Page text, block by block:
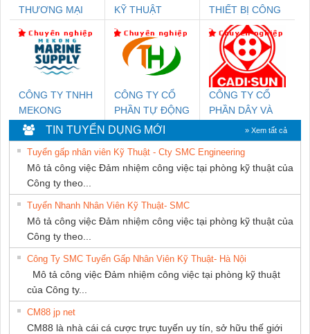
THƯƠNG MẠI
THUẬT ĐIỆN CƠ
GIA HƯNG PHÁT
KỸ THUẬT
NAM
THIẾT BỊ CÔNG
NGHIỆP NIHON
SETSUBI VIỆT
NAM
CÔNG TY TNHH
MEKONG
MARINE SUPPLY
CÔNG TY CỔ
PHẦN TỰ ĐỘNG
TIẾN HƯNG
CÔNG TY CỔ
PHẦN DÂY VÀ
CÁP ĐIỆN
THƯỢNG ĐÌNH
TIN TUYỂN DỤNG MỚI » Xem tất cả
Tuyển gấp nhân viên Kỹ Thuật - Cty SMC Engineering
Mô tả công việc Đảm nhiệm công việc tại phòng kỹ thuật của
Công ty theo...
Tuyển Nhanh Nhân Viên Kỹ Thuật- SMC
Mô tả công việc Đảm nhiệm công việc tại phòng kỹ thuật của
Công ty theo...
Công Ty SMC Tuyển Gấp Nhân Viên Kỹ Thuật- Hà Nội
Mô tả công việc Đảm nhiệm công việc tại phòng kỹ thuật
của Công ty...
CM88 jp net
CM88 là nhà cái cá cược trực tuyến uy tín, sở hữu thế giới